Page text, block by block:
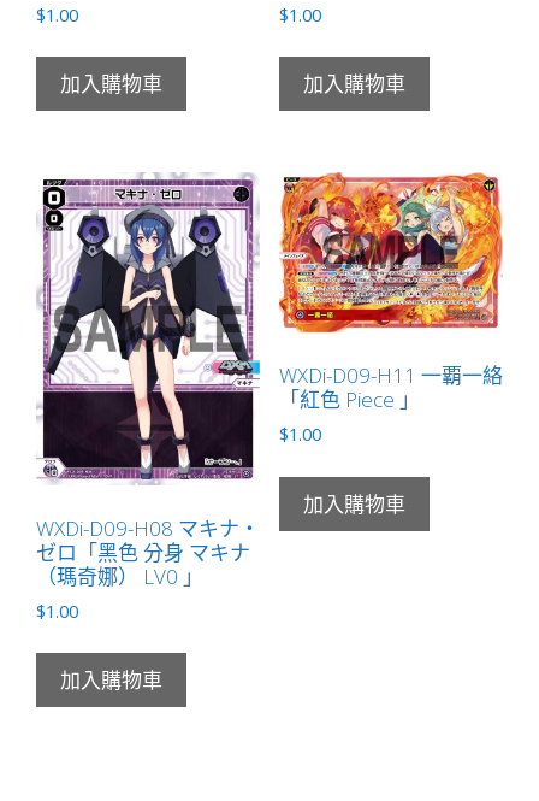
$1.00
加入購物車
$1.00
加入購物車
WXDi-D09-H08 マキナ・
ゼロ「黑色 分身 マキナ
（瑪奇娜） LV0 」
$1.00
加入購物車
WXDi-D09-H11 一覇一絡
「紅色 Piece 」
$1.00
加入購物車